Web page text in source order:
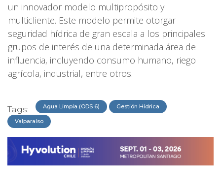
un innovador modelo multipropósito y
multicliente. Este modelo permite otorgar
seguridad hídrica de gran escala a los principales
grupos de interés de una determinada área de
influencia, incluyendo consumo humano, riego
agrícola, industrial, entre otros.
Tags: Agua Limpia (ODS 6) Gestión Hídrica
Valparaíso